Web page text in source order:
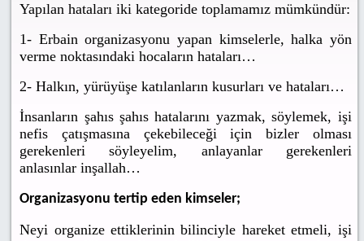
Yapılan hataları iki kategoride toplamamız mümkündür:
1- Erbain organizasyonu yapan kimselerle, halka yön
verme noktasındaki hocaların hataları…
2- Halkın, yürüyüşe katılanların kusurları ve hataları…
İnsanların şahıs şahıs hatalarını yazmak, söylemek, işi
nefis çatışmasına çekebileceği için bizler olması
gerekenleri söyleyelim, anlayanlar gerekenleri
anlasınlar inşallah…
Organizasyonu tertip eden kimseler;
Neyi organize ettiklerinin bilinciyle hareket etmeli, işi